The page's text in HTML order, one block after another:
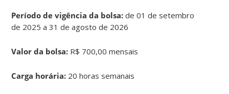
Período de vigência da bolsa: de 01 de setembro
de 2025 a 31 de agosto de 2026
Valor da bolsa: R$ 700,00 mensais
Carga horária: 20 horas semanais